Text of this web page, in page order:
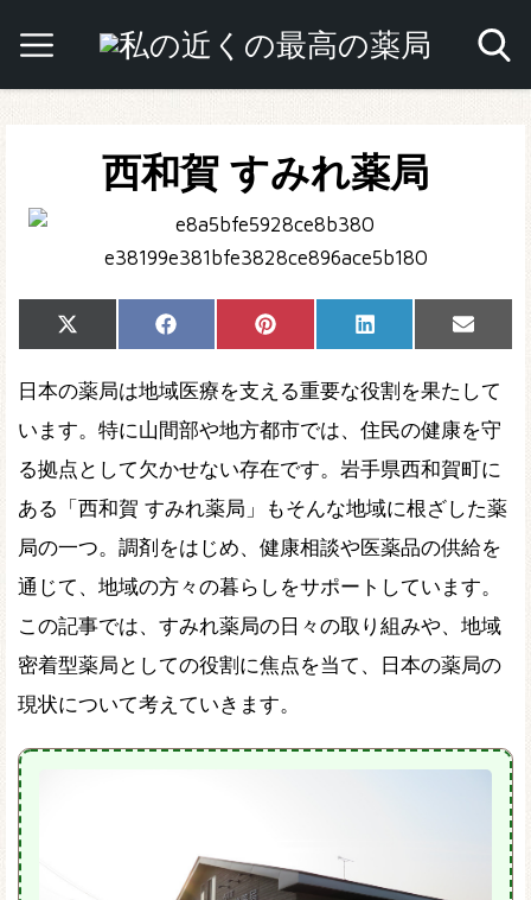
西和賀 すみれ薬局
Share
on
X
(Twitter)
Share
on
Facebook Share
on
Pinterest Share
on
LinkedIn
Share
on
Email
日本の薬局は地域医療を支える重要な役割を果たして
います。特に山間部や地方都市では、住民の健康を守
る拠点として欠かせない存在です。岩手県西和賀町に
ある「西和賀 すみれ薬局」もそんな地域に根ざした薬
局の一つ。調剤をはじめ、健康相談や医薬品の供給を
通じて、地域の方々の暮らしをサポートしています。
この記事では、すみれ薬局の日々の取り組みや、地域
密着型薬局としての役割に焦点を当て、日本の薬局の
現状について考えていきます。